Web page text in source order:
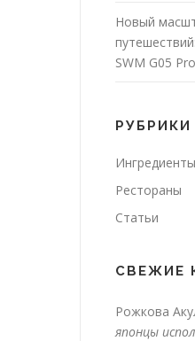
Новый
SWM G05 Pro
РУБРИКИ
Ингредиенты
Рестораны
Статьи
СВЕЖИЕ
Рожкова
японцы